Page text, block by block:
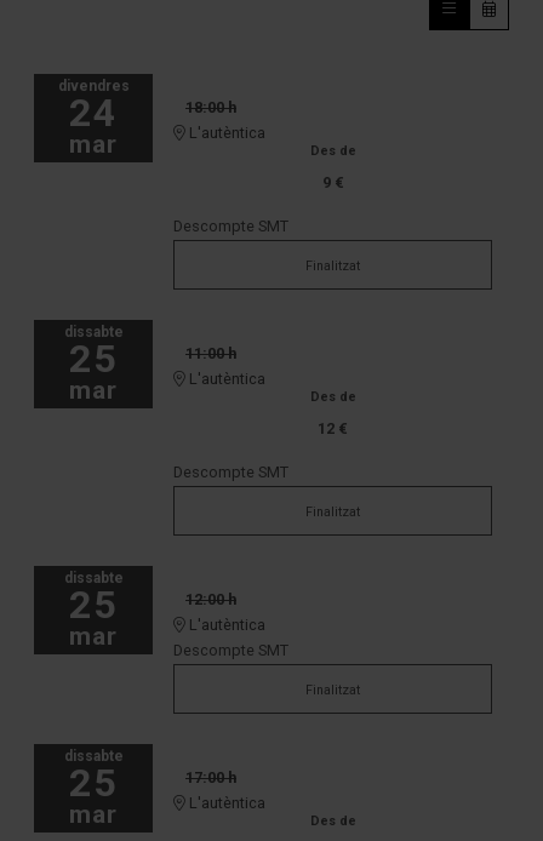
divendres
24
mar
18:00 h
L'autèntica
Des de
9 €
Descompte SMT
Finalitzat
dissabte
25
mar
11:00 h
L'autèntica
Des de
12 €
Descompte SMT
Finalitzat
dissabte
25
mar
12:00 h
L'autèntica
Descompte SMT
Finalitzat
dissabte
25
mar
17:00 h
L'autèntica
Des de